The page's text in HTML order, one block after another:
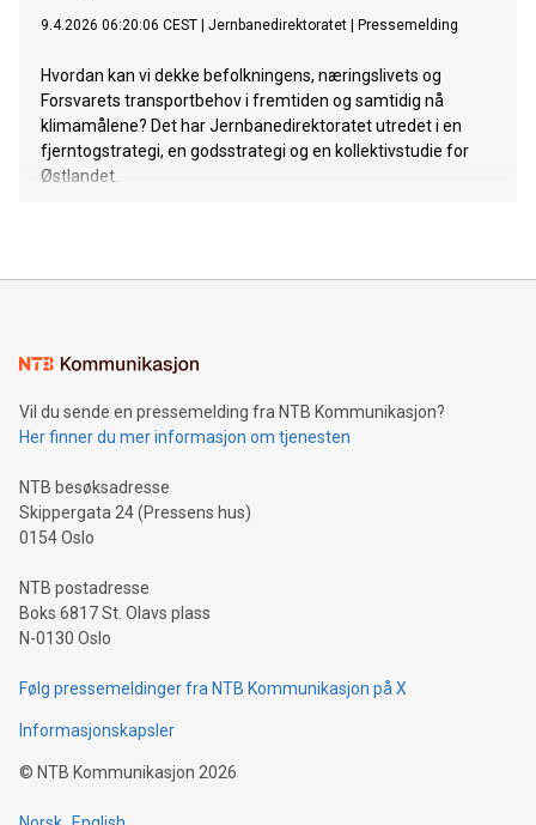
9.4.2026 06:20:06 CEST Jernbanedirektoratet Pressemelding
Hvordan kan vi dekke befolkningens, næringslivets og
Forsvarets transportbehov i fremtiden og samtidig nå
klimamålene? Det har Jernbanedirektoratet utredet i en
fjerntogstrategi, en godsstrategi og en kollektivstudie for
Østlandet.
Vil du sende en pressemelding fra NTB Kommunikasjon?
Her finner du mer informasjon om tjenesten
NTB besøksadresse
Skippergata 24 (Pressens hus)
0154 Oslo
NTB postadresse
Boks 6817 St. Olavs plass
N-0130 Oslo
Følg pressemeldinger fra NTB Kommunikasjon på X
Informasjonskapsler
© NTB Kommunikasjon 2026